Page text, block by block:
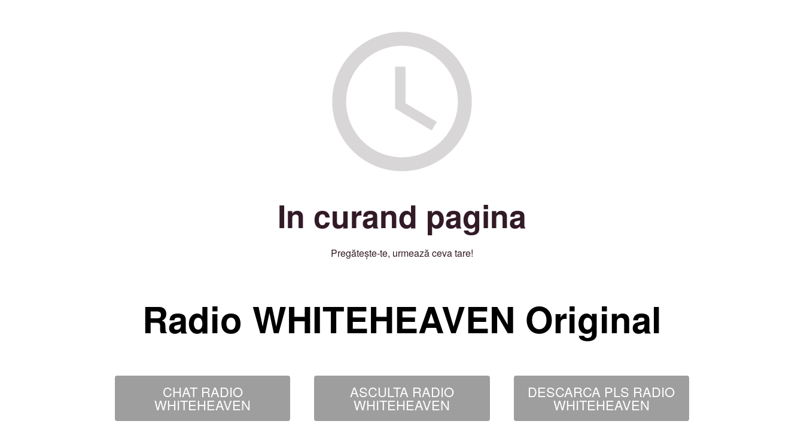
In curand pagina
Pregătește-te, urmează ceva tare!
Radio WHITEHEAVEN Original
CHAT RADIO
WHITEHEAVEN
ASCULTA RADIO
WHITEHEAVEN
DESCARCA PLS RADIO
WHITEHEAVEN